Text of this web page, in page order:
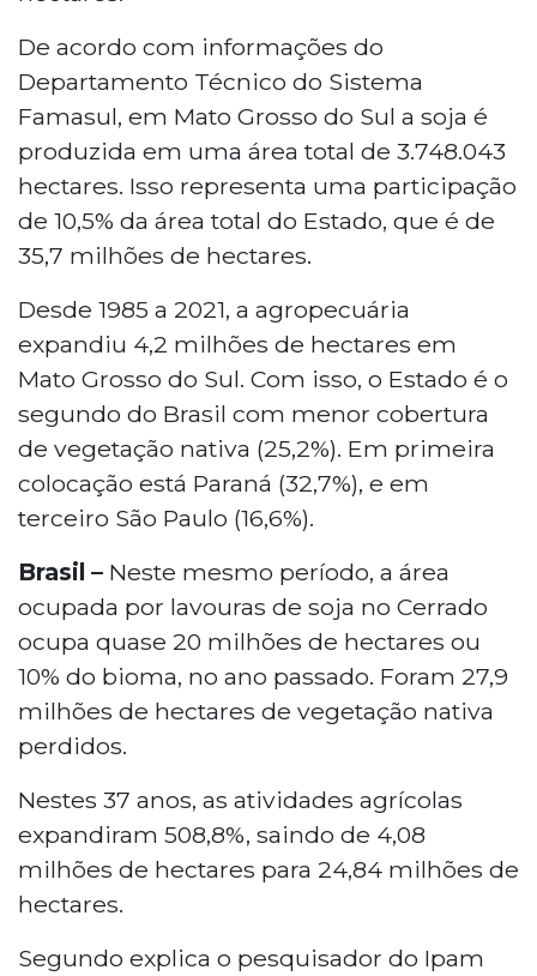
De acordo com informações do
Departamento Técnico do Sistema
Famasul, em Mato Grosso do Sul a soja é
produzida em uma área total de 3.748.043
hectares. Isso representa uma participação
de 10,5% da área total do Estado, que é de
35,7 milhões de hectares.
Desde 1985 a 2021, a agropecuária
expandiu 4,2 milhões de hectares em
Mato Grosso do Sul. Com isso, o Estado é o
segundo do Brasil com menor cobertura
de vegetação nativa (25,2%). Em primeira
colocação está Paraná (32,7%), e em
terceiro São Paulo (16,6%).
Brasil – Neste mesmo período, a área
ocupada por lavouras de soja no Cerrado
ocupa quase 20 milhões de hectares ou
10% do bioma, no ano passado. Foram 27,9
milhões de hectares de vegetação nativa
perdidos.
Nestes 37 anos, as atividades agrícolas
expandiram 508,8%, saindo de 4,08
milhões de hectares para 24,84 milhões de
hectares.
Segundo explica o pesquisador do Ipam